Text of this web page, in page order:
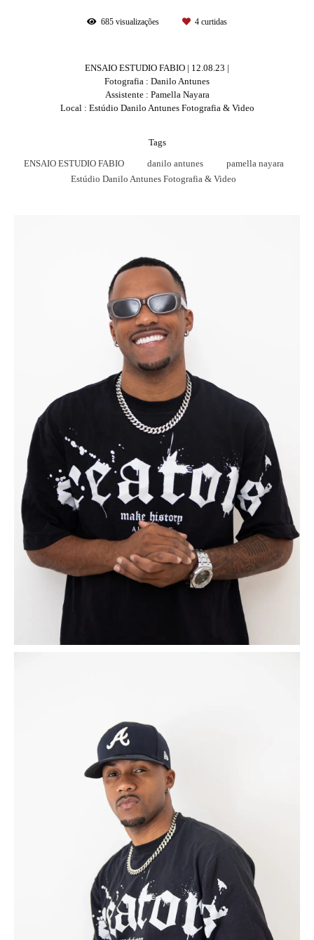
685 visualizações 4 curtidas
ENSAIO ESTUDIO FABIO | 12.08.23 |
Fotografia : Danilo Antunes
Assistente : Pamella Nayara
Local : Estúdio Danilo Antunes Fotografia & Video
Tags
ENSAIO ESTUDIO FABIO
danilo antunes
pamella nayara
Estúdio Danilo Antunes Fotografia & Video